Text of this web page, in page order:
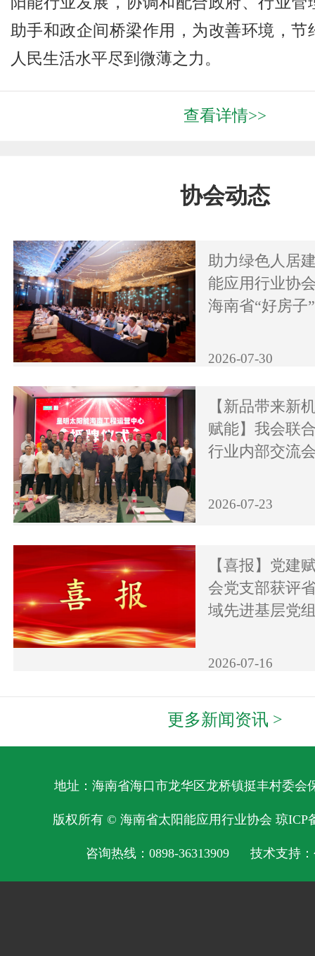
助手和政企间桥梁作用，为改善环境，节
人民生活水平尽到微薄之力。
查看详情>>
协会动态
助力绿色人居
能应用行业协
海南省“好房子
2026-07-30
【新品带来新
赋能】我会联
行业内部交流
2026-07-23
【喜报】党建
会党支部获评
域先进基层党
2026-07-16
更多新闻资讯 >
地址：海南省海口市龙华区龙桥镇挺丰村委会
版权所有 © 海南省太阳能应用行业协会琼ICP
咨询热线：0898-36313909 技术支持：